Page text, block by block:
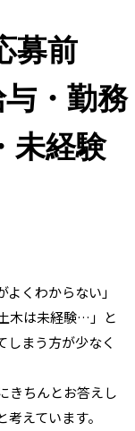
募前
・勤務
未経験
くわからない」
木は未経験…」と
しまう方が少なく
きちんとお答えし
えています。